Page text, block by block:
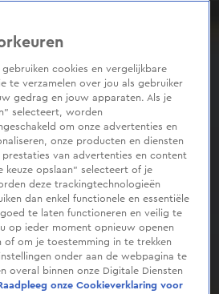
cookies en vergelijkbare
te verzamelen over jou als gebruiker
gedrag en jouw apparaten. Als je
selecteert, worden
om onze advertenties en
onze producten en diensten
van advertenties en content
keuze opslaan” selecteert of je
deze trackingtechnologieën
dan enkel functionele en essentiële
te laten functioneren en veilig te
op ieder moment opnieuw openen
of om je toestemming in te trekken
onder aan de webpagina te
overal binnen onze Digitale Diensten
onze Cookieverklaring voor